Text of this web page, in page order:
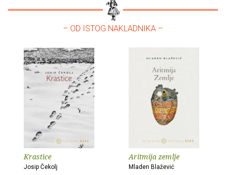
– OD ISTOG NAKLADNIKA –
Krastice
Josip Čekolj
Aritmija zemlje
Mladen Blažević